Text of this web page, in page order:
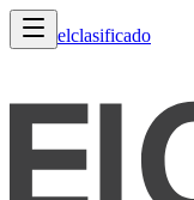
elclasificado